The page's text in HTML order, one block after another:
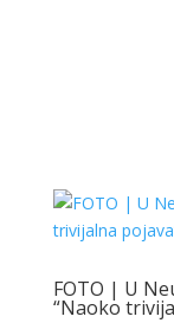
FOTO | U
“Naoko